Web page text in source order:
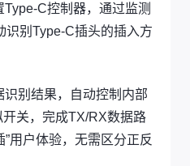
Type-C控制器，通过监测
识别Type-C插头的插入方
识别结果，自动控制内部
关，完成TX/RX数据路
”用户体验，无需区分正反